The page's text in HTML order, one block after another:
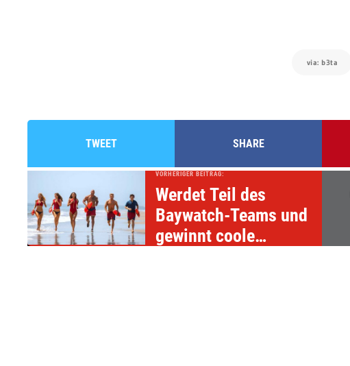
via: b3ta
TWEET SHARE
VORHERIGER BEITRAG:
Werdet Teil des
Baywatch-Teams und
gewinnt coole